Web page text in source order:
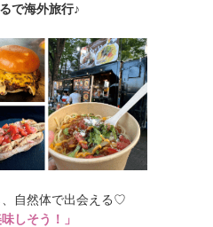
で海外旅行♪
、自然体で出会える♡
味しそう！」